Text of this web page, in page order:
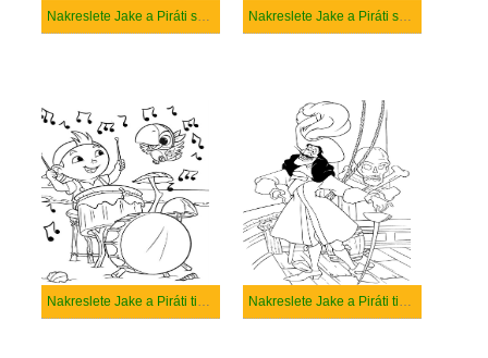
Nakreslete Jake a Piráti snadný tisknutelné Nakreslete Jake a Piráti snadný
Nakreslete Jake a Piráti tisknutelné pro děti Nakreslete Jake a Piráti tisknutelné